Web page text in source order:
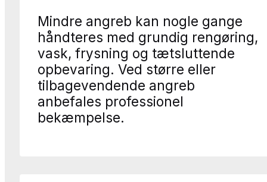
Mindre angreb kan nogle gange
håndteres med grundig rengøring,
vask, frysning og tætsluttende
opbevaring. Ved større eller
tilbagevendende angreb
anbefales professionel
bekæmpelse.